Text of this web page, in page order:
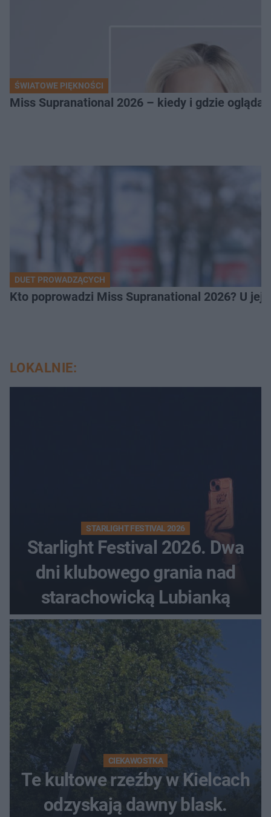
ŚWIATOWE PIĘKNOŚCI
Miss Supranational 2026 – kiedy i gdzie
DUET PROWADZĄCYCH
Kto poprowadzi Miss Supranational 2026? U jej
LOKALNIE:
STARLIGHT FESTIVAL 2026
Starlight Festival 2026. Dwa
dni klubowego grania nad
starachowicką Lubianką
CIEKAWOSTKA
Te kultowe rzeźby w Kielcach
odzyskają dawny blask.